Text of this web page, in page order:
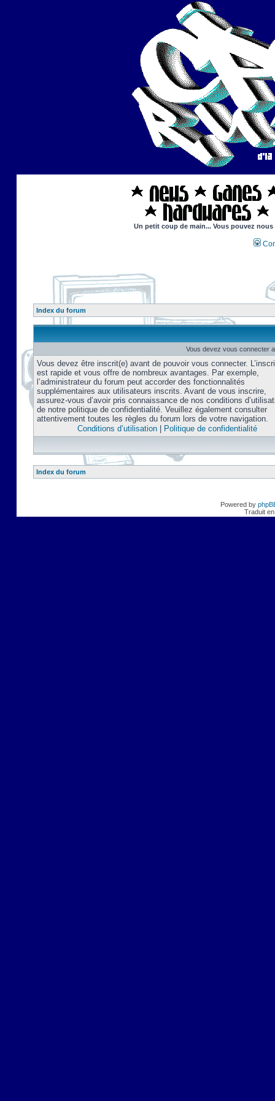
Un petit coup de main... Vous pouvez
Index du forum
Vous devez vous connecter
Vous devez être inscrit(e) avant de pouvoir vous connecter.
est rapide et vous offre de nombreux avantages. Par exemple,
l’administrateur du forum peut accorder des fonctionnalités
supplémentaires aux utilisateurs inscrits. Avant de vous inscrire,
assurez-vous d’avoir pris connaissance de nos conditions
de notre politique de confidentialité. Veuillez également consulter
attentivement toutes les règles du forum lors de votre navigation.
Conditions d’utilisation| Politique de confidentialité
Index du forum
Powered by
Traduit